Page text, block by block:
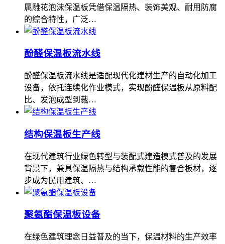
属雕花泡沫保温板凭借保温隔热、装饰美观、耐用防腐
的综合特性，广泛…
酚醛保温板流水线
酚醛保温板流水线是适配现代化建材生产的自动化加工
设备，依托连续化作业模式，实现酚醛保温板从原料配
比、发泡成型到裁…
结构保温板生产线
在现代建筑行业绿色转型与装配式建造模式普及的发展
背景下，兼具保温隔热与结构承载性能的复合板材，逐
步成为民用建筑、…
聚氨酯保温板设备
在绿色建筑理念日益普及的当下，保温材料的生产效率